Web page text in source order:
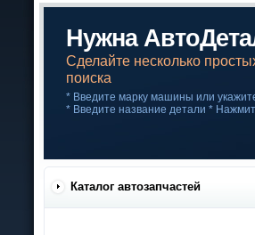
Нужна
Сделайте несколько
поиска
* Введите марку машины или
* Введите название детали *
Каталог автозапчастей